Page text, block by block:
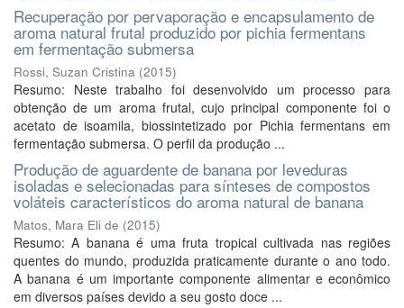
Recuperação por pervaporação e encapsulamento de
aroma natural frutal produzido por pichia fermentans
em fermentação submersa
Rossi, Suzan Cristina (2015)
Resumo: Neste trabalho foi desenvolvido um processo para
obtenção de um aroma frutal, cujo principal componente foi o
acetato de isoamila, biossintetizado por Pichia fermentans em
fermentação submersa. O perfil da produção ...
Produção de aguardente de banana por leveduras
isoladas e selecionadas para sínteses de compostos
voláteis característicos do aroma natural de banana
Matos, Mara Eli de (2015)
Resumo: A banana é uma fruta tropical cultivada nas regiões
quentes do mundo, produzida praticamente durante o ano todo.
A banana é um importante componente alimentar e econômico
em diversos países devido a seu gosto doce ...